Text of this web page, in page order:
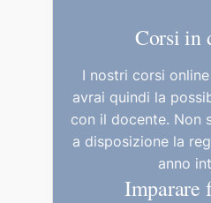
Corsi in
I nostri corsi
avrai quindi la
con il docente. Non
a disposizione la
anno
Imparare